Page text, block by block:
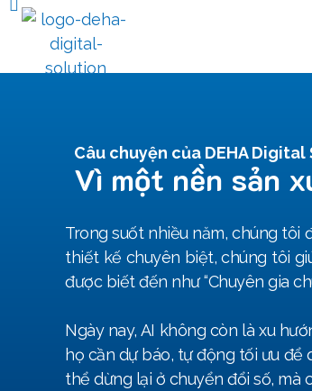
Câu chuyện của DEHA
Vì một nền sản
Trong suốt nhiều năm, chúng tôi
thiết kế chuyên biệt, chúng tôi
được biết đến như “Chuyên gia
Ngày nay, AI không còn là xu
họ cần dự báo, tự động tối ưu
thể dừng lại ở chuyển đổi số, mà